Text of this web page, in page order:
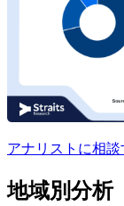
アナリストに相談
地域別分析